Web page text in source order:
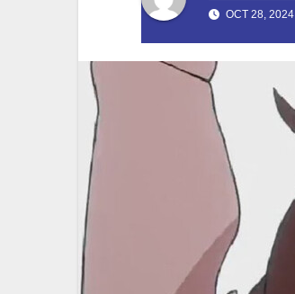
OCT 28, 2024